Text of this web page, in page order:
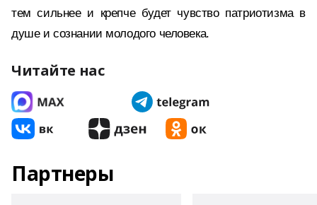
тем сильнее и крепче будет чувство патриотизма в
душе и сознании молодого человека.
Читайте нас
Партнеры